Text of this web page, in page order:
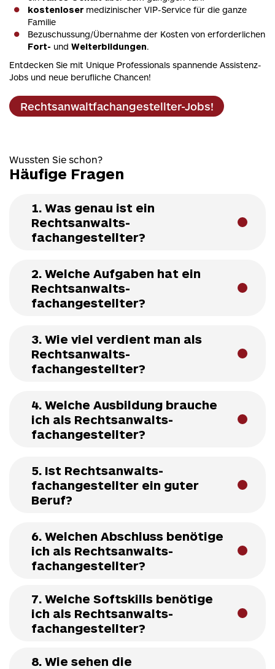
kostenloser medizinischer VIP-Service für die ganze
Familie
Bezuschussung/Übernahme der Kosten von erforderlichen
Fort- und Weiterbildungen.
Entdecken Sie mit Unique Professionals spannende Assistenz-
Jobs und neue berufliche Chancen!
Rechtsanwaltfachangestellter-Jobs!
Wussten Sie schon?
Häufige Fragen
1. Was genau ist ein
Rechtsanwalts­
fachangestellter?
2. Welche Aufgaben hat ein
Rechtsanwalts­
fachangestellter?
3. Wie viel verdient man als
Rechtsanwalts­
fachangestellter?
4. Welche Ausbildung brauche
ich als Rechtsanwalts­
fachangestellter?
5. Ist Rechtsanwalts­
fachangestellter ein guter
Beruf?
6. Welchen Abschluss benötige
ich als Rechtsanwalts­
fachangestellter?
7. Welche Softskills benötige
ich als Rechtsanwalts­
fachangestellter?
8. Wie sehen die